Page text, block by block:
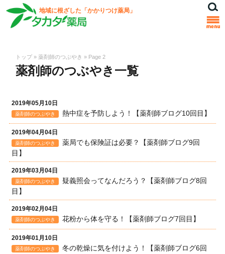
地域に根ざした「かかりつけ薬局」
トップ» 薬剤師のつぶやき » Page 2
薬剤師のつぶやき一覧
2019年05月10日
薬剤師のつぶやき 熱中症を予防しよう！【薬剤師ブログ10回目】
2019年04月04日
薬剤師のつぶやき
薬局でも保険証は必要？【薬剤師ブログ9回
目】
2019年03月04日
薬剤師のつぶやき
疑義照会ってなんだろう？【薬剤師ブログ8回
目】
2019年02月04日
薬剤師のつぶやき 花粉から体を守る！【薬剤師ブログ7回目】
2019年01月10日
薬剤師のつぶやき
冬の乾燥に気を付けよう！【薬剤師ブログ6回